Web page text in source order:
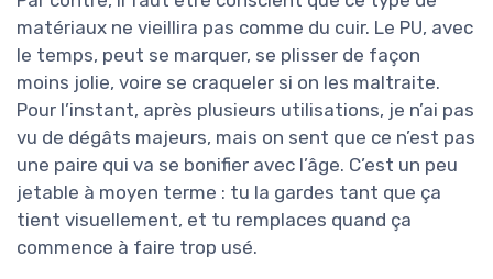
matériaux ne vieillira pas comme du cuir. Le PU, avec
le temps, peut se marquer, se plisser de façon
moins jolie, voire se craqueler si on les maltraite.
Pour l’instant, après plusieurs utilisations, je n’ai pas
vu de dégâts majeurs, mais on sent que ce n’est pas
une paire qui va se bonifier avec l’âge. C’est un peu
jetable à moyen terme : tu la gardes tant que ça
tient visuellement, et tu remplaces quand ça
commence à faire trop usé.